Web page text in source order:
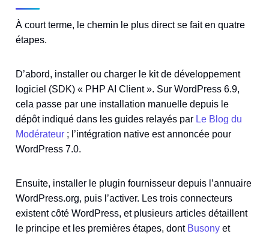
À court terme, le chemin le plus direct se fait en quatre
étapes.
D’abord, installer ou charger le kit de développement
logiciel (SDK) « PHP AI Client ». Sur WordPress 6.9,
cela passe par une installation manuelle depuis le
dépôt indiqué dans les guides relayés par Le Blog du
Modérateur ; l’intégration native est annoncée pour
WordPress 7.0.
Ensuite, installer le plugin fournisseur depuis l’annuaire
WordPress.org, puis l’activer. Les trois connecteurs
existent côté WordPress, et plusieurs articles détaillent
le principe et les premières étapes, dont Busony et